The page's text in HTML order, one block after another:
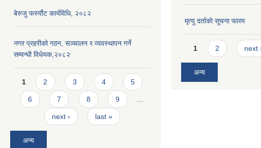
बेरुजु फर्स्यौट कार्यविधि, २०८२
नगर प्रहरीको गठन, सञ्चालन र व्यवस्थापन गर्ने
सम्वन्धी विधेयक,२०८२
Pages
1 2 3 4 5
6 7 8 9
next › last »
अन्य
मृत्यु दर्ताकाे सूचना फारम
Pages
1 2 next
अन्य